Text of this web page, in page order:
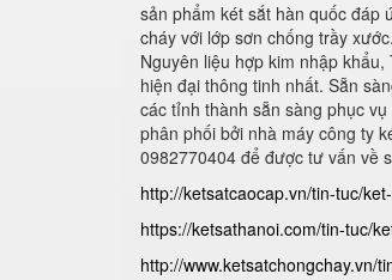
sản phẩm két sắt hàn quốc đáp
cháy với lớp sơn chống trầy
Nguyên liệu hợp kim nhập
hiện đại thông tinh nhất. Sẵn
các tỉnh thành sẵn sàng phục
phân phối bởi nhà máy công ty
0982770404 để được tư vấn về
http://ketsatcaocap.vn/tin-tuc/
https://ketsathanoi.com/tin-tuc/
http://www.ketsatchongchay.vn/